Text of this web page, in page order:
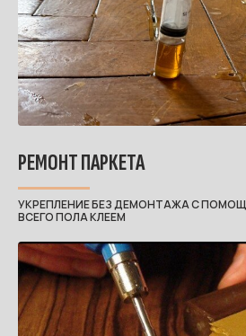
РЕМОНТ ПАРКЕТА
УКРЕПЛЕНИЕ БЕЗ ДЕМОНТАЖА С
ВСЕГО ПОЛА КЛЕЕМ